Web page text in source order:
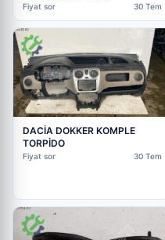
Fiyat sor 30 Tem
DACİA DOKKER KOMPLE
TORPİDO
Fiyat sor 30 Tem